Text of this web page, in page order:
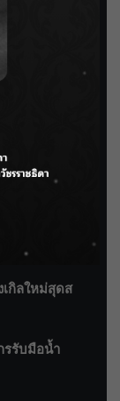
ารประตู
รหลังจาก
ะพง–ห้วย
เกิลใหม่สุดส
รรับมือน้ำ